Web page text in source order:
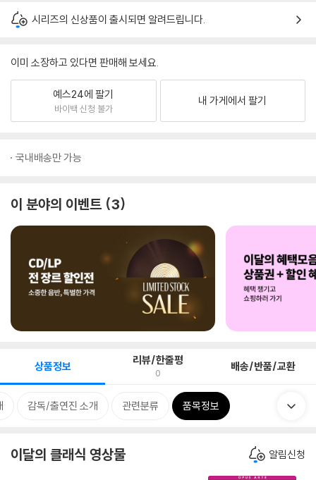
시리즈의 신상품이 출시되면 알려드립니다.
이미 소장하고 있다면 판매해 보세요.
예스24에 팔기
바이백 신청 불가
내 가게에서 팔기
국내배송만 가능
이 분야의 이벤트 3
상품정보 리뷰/한줄평
0 배송/반품/교환
감독/출연진 소개 관련분류 품목정보
이달의 클래식 영상물 알림신청